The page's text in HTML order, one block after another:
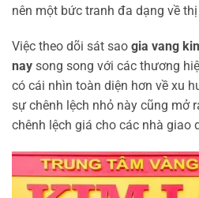
nên một bức tranh đa dạng về
Việc theo dõi sát sao gia vang
nay song song với các thương
có cái nhìn toàn diện hơn về xu
sự chênh lệch nhỏ này cũng mở
chênh lệch giá cho các nhà giao